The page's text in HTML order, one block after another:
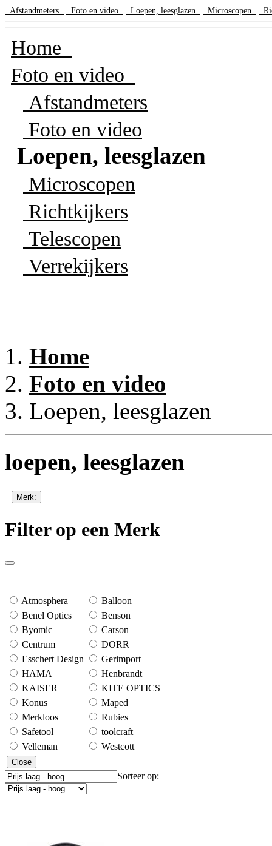
Afstandmeters Foto en video Loepen, leesglazen Microscopen
Home
Foto en video
Afstandmeters
Foto en video
Loepen, leesglazen
Microscopen
Richtkijkers
Telescopen
Verrekijkers
Home
Foto en video
Loepen, leesglazen
loepen, leesglazen
Merk:
Filter op een Merk
Atmosphera
Balloon
Benel Optics
Benson
Byomic
Carson
Centrum
DORR
Esschert Design
Gerimport
HAMA
Henbrandt
KAISER
KITE OPTICS
Konus
Maped
Merkloos
Rubies
Safetool
toolcraft
Velleman
Westcott
Close
Sorteer op: